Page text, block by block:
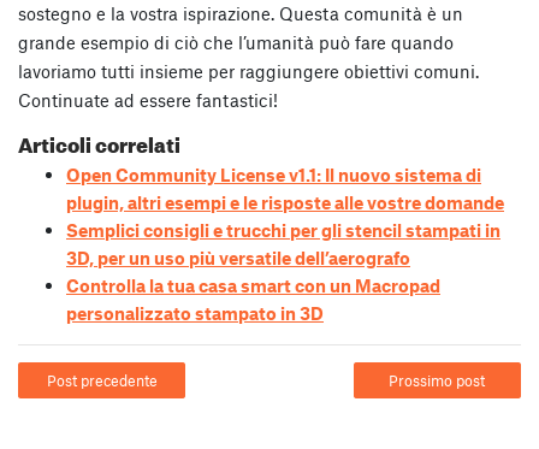
sostegno e la vostra ispirazione. Questa comunità è un
grande esempio di ciò che l’umanità può fare quando
lavoriamo tutti insieme per raggiungere obiettivi comuni.
Continuate ad essere fantastici!
Articoli correlati
Open Community License v1.1: Il nuovo sistema di
plugin, altri esempi e le risposte alle vostre domande
Semplici consigli e trucchi per gli stencil stampati in
3D, per un uso più versatile dell’aerografo
Controlla la tua casa smart con un Macropad
personalizzato stampato in 3D
Post precedente Prossimo post